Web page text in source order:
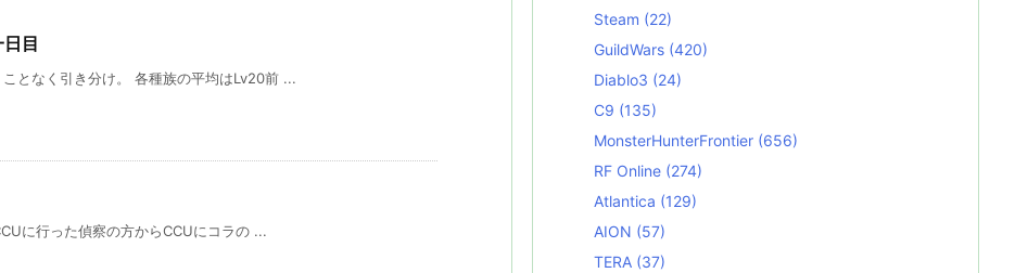
目
となく引き分け。 各種族の平均はLv20前 ...
に行った偵察の方からCCUにコラの ...
Steam (22)
GuildWars (420)
Diablo3 (24)
C9 (135)
MonsterHunterFrontier (656)
RF Online (274)
Atlantica (129)
AION (57)
TERA (37)